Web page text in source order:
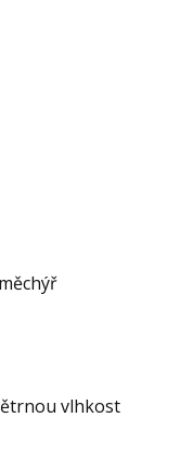
vlhkost